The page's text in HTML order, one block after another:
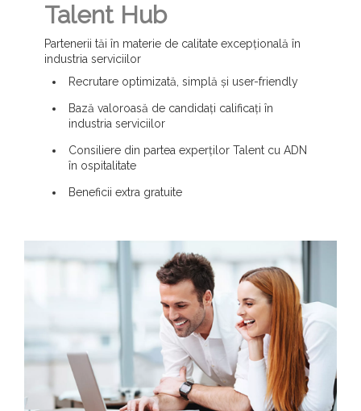
Talent Hub
Partenerii tăi în materie de calitate excepțională în
industria serviciilor
Recrutare optimizată, simplă și user-friendly
Bază valoroasă de candidați calificați în
industria serviciilor
Consiliere din partea experților Talent cu ADN
în ospitalitate
Beneficii extra gratuite